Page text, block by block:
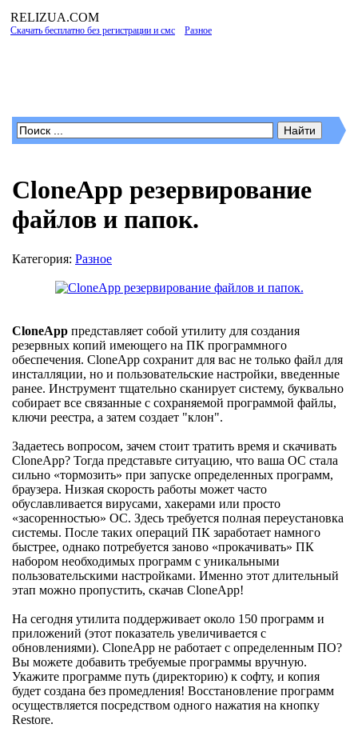
RELIZUA.COM
Скачать бесплатно без регистрации и смс Разное
CloneApp резервирование
файлов и папок.
Категория: Разное
CloneApp представляет собой утилиту для создания
резервных копий имеющего на ПК программного
обеспечения. CloneApp сохранит для вас не только файл для
инсталляции, но и пользовательские настройки, введенные
ранее. Инструмент тщательно сканирует систему, буквально
собирает все связанные с сохраняемой программой файлы,
ключи реестра, а затем создает "клон".
Задаетесь вопросом, зачем стоит тратить время и скачивать
CloneApp? Тогда представьте ситуацию, что ваша OC стала
сильно «тормозить» при запуске определенных программ,
браузера. Низкая скорость работы может часто
обуславливается вирусами, хакерами или просто
«засоренностью» ОС. Здесь требуется полная переустановка
системы. После таких операций ПК заработает намного
быстрее, однако потребуется заново «прокачивать» ПК
набором необходимых программ с уникальными
пользовательскими настройками. Именно этот длительный
этап можно пропустить, скачав CloneApp!
На сегодня утилита поддерживает около 150 программ и
приложений (этот показатель увеличивается с
обновлениями). CloneApp не работает с определенным ПО?
Вы можете добавить требуемые программы вручную.
Укажите программе путь (директорию) к софту, и копия
будет создана без промедления! Восстановление программ
осуществляется посредством одного нажатия на кнопку
Restore.